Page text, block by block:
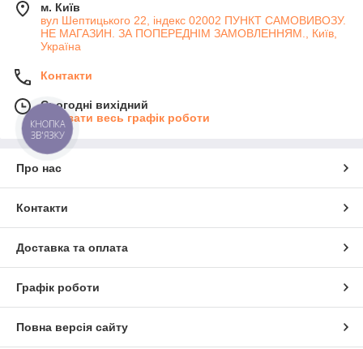
м. Київ
вул Шептицького 22, індекс 02002 ПУНКТ САМОВИВОЗУ.
НЕ МАГАЗИН. ЗА ПОПЕРЕДНІМ ЗАМОВЛЕННЯМ., Київ,
Україна
Контакти
Сьогодні вихідний
Показати весь графік роботи
Про нас
Контакти
Доставка та оплата
Графік роботи
Повна версія сайту
КНОПКА
ЗВ'ЯЗКУ